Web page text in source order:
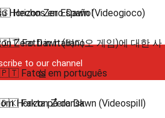
to our channel
Zero Dawn (Videogioco)
Zero Dawn (비디오 게임)에 대한 사
실
Horizon Zero Dawn (Videospill)
Hechos en Español
🇮🇹 Fatti in Italiano
Fatos em português
🇩🇰 Fakta på dansk